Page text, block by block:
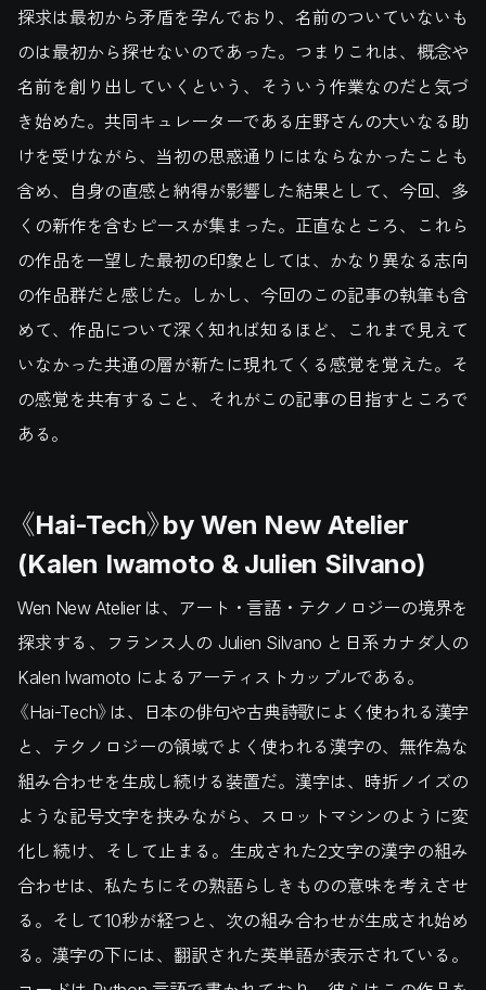
探求は最初から矛盾を孕んでおり、名前のついていないも
のは最初から探せないのであった。つまりこれは、概念や
名前を創り出していくという、そういう作業なのだと気づ
き始めた。共同キュレーターである庄野さんの大いなる助
けを受けながら、当初の思惑通りにはならなかったことも
含め、自身の直感と納得が影響した結果として、今回、多
くの新作を含むピースが集まった。正直なところ、これら
の作品を一望した最初の印象としては、かなり異なる志向
の作品群だと感じた。しかし、今回のこの記事の執筆も含
めて、作品について深く知れば知るほど、これまで見えて
いなかった共通の層が新たに現れてくる感覚を覚えた。そ
の感覚を共有すること、それがこの記事の目指すところで
ある。
《Hai-Tech》by Wen New Atelier
(Kalen Iwamoto & Julien Silvano)
Wen New Atelier は、アート・言語・テクノロジーの境界を
探求する、フランス人の Julien Silvano と日系カナダ人の
Kalen Iwamoto によるアーティストカップルである。
《Hai-Tech》は、日本の俳句や古典詩歌によく使われる漢字
と、テクノロジーの領域でよく使われる漢字の、無作為な
組み合わせを生成し続ける装置だ。漢字は、時折ノイズの
ような記号文字を挟みながら、スロットマシンのように変
化し続け、そして止まる。生成された2文字の漢字の組み
合わせは、私たちにその熟語らしきものの意味を考えさせ
る。そして10秒が経つと、次の組み合わせが生成され始め
る。漢字の下には、翻訳された英単語が表示されている。